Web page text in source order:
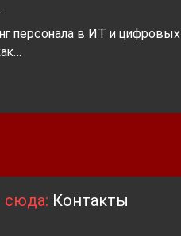
персонала в ИТ и цифровых
сюда: Контакты